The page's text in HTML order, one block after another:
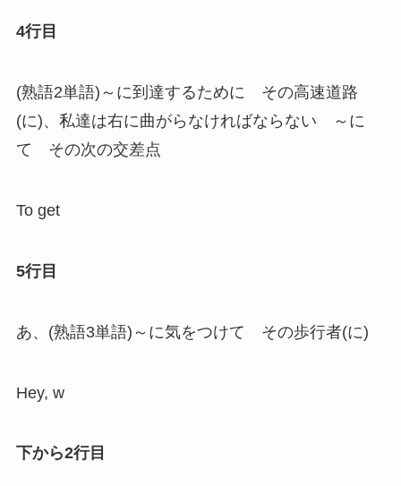
4行目
(熟語2単語)～に到達するために その高速道路
(に)、私達は右に曲がらなければならない ～に
て その次の交差点
To get
5行目
あ、(熟語3単語)～に気をつけて その歩行者(に)
Hey, w
下から2行目